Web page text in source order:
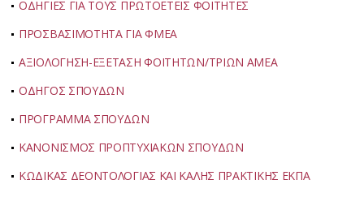
ΟΔΗΓΙΕΣ ΓΙΑ ΤΟΥΣ ΠΡΩΤΟΕΤΕΙΣ ΦΟΙΤΗΤΕΣ
ΠΡΟΣΒΑΣΙΜΟΤΗΤΑ ΓΙΑ ΦΜΕΑ
ΑΞΙΟΛΟΓΗΣΗ-ΕΞΕΤΑΣΗ ΦΟΙΤΗΤΩΝ/ΤΡΙΩΝ ΑΜΕΑ
ΟΔΗΓΟΣ ΣΠΟΥΔΩΝ
ΠΡΟΓΡΑΜΜΑ ΣΠΟΥΔΩΝ
ΚΑΝΟΝΙΣΜΟΣ ΠΡΟΠΤΥΧΙΑΚΩΝ ΣΠΟΥΔΩΝ
ΚΩΔΙΚΑΣ ΔΕΟΝΤΟΛΟΓΙΑΣ ΚΑΙ ΚΑΛΗΣ ΠΡΑΚΤΙΚΗΣ ΕΚΠΑ